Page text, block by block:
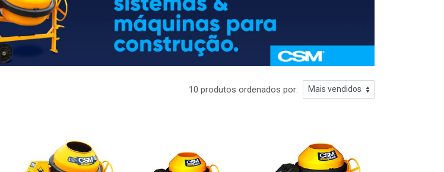
10 produtos ordenados por: